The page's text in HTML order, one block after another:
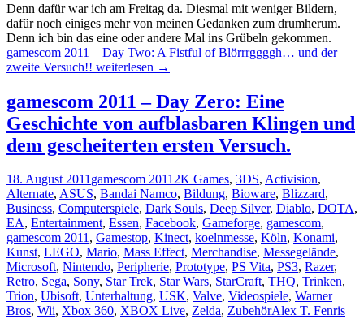
Denn dafür war ich am Freitag da. Diesmal mit weniger Bildern,
dafür noch einiges mehr von meinen Gedanken zum drumherum.
Denn ich bin das eine oder andere Mal ins Grübeln gekommen.
gamescom 2011 – Day Two: A Fistful of Blörrrggggh… und der
zweite Versuch!! weiterlesen →
gamescom 2011 – Day Zero: Eine
Geschichte von aufblasbaren Klingen und
dem gescheiterten ersten Versuch.
18. August 2011gamescom 20112K Games, 3DS, Activision,
Alternate, ASUS, Bandai Namco, Bildung, Bioware, Blizzard,
Business, Computerspiele, Dark Souls, Deep Silver, Diablo, DOTA,
EA, Entertainment, Essen, Facebook, Gameforge, gamescom,
gamescom 2011, Gamestop, Kinect, koelnmesse, Köln, Konami,
Kunst, LEGO, Mario, Mass Effect, Merchandise, Messegelände,
Microsoft, Nintendo, Peripherie, Prototype, PS Vita, PS3, Razer,
Retro, Sega, Sony, Star Trek, Star Wars, StarCraft, THQ, Trinken,
Trion, Ubisoft, Unterhaltung, USK, Valve, Videospiele, Warner
Bros, Wii, Xbox 360, XBOX Live, Zelda, ZubehörAlex T. Fenris